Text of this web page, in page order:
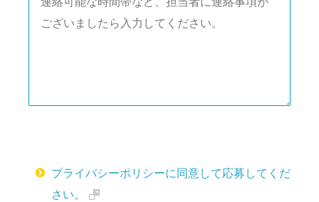
プライバシーポリシーに同意して応募してくだ
さい。